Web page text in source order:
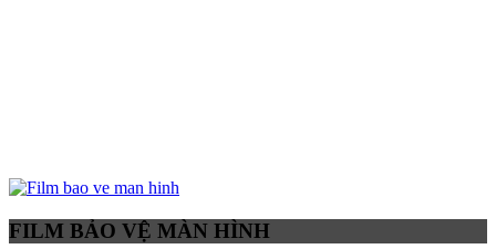
FILM BẢO VỆ MÀN HÌNH